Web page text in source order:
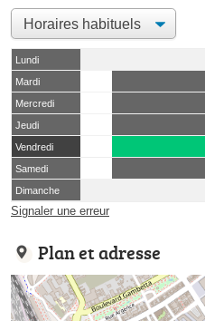
Lundi
Mardi
Mercredi
Jeudi
Vendredi
Samedi
Dimanche
Signaler une erreur
Plan et adresse